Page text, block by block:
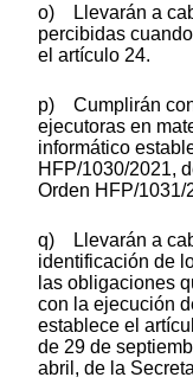
o) Llevarán a
percibidas
el artículo 24.
p) Cumplirán
ejecutoras en
informático
HFP/1030/2021,
Orden HFP/1031/
q) Llevarán a
identificación de
las obligaciones
con la ejecución
establece el
de 29 de
abril, de la